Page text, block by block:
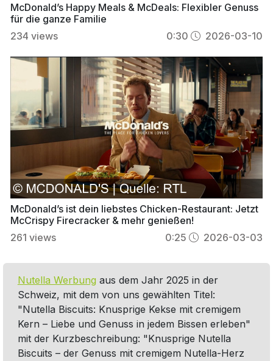
McDonald’s Happy Meals & McDeals: Flexibler Genuss
für die ganze Familie
234 views 0:30 2026-03-10
McDonald’s ist dein liebstes Chicken-Restaurant: Jetzt
McCrispy Firecracker & mehr genießen!
261 views 0:25 2026-03-03
Nutella Werbung aus dem Jahr 2025 in der
Schweiz, mit dem von uns gewählten Titel:
"Nutella Biscuits: Knusprige Kekse mit cremigem
Kern – Liebe und Genuss in jedem Bissen erleben"
mit der Kurzbeschreibung: "Knusprige Nutella
Biscuits – der Genuss mit cremigem Nutella-Herz